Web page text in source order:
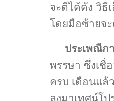
จะตีได้ดัง วิธี
โดยมือซ้ายจ
ประเพณีก
พรรษา ซึ่งเชื่
ครบ เดือนแล้
ลงมาเทศน์โ